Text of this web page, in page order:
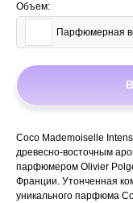
Объем:
Парфюмерная
Coco Mademoiselle
древесно-восточным
парфюмером Olivier
Франции. Утонченная
уникального парфюма